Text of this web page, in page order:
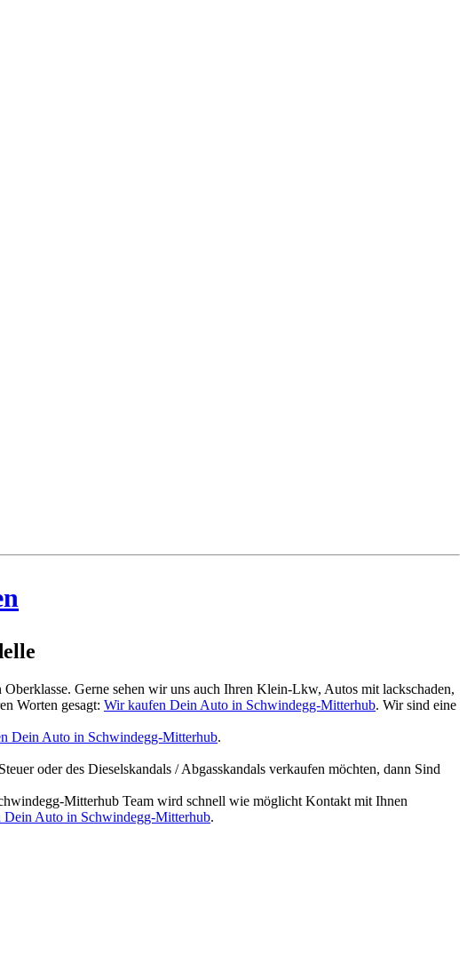
Gerne sehen wir uns auch Ihren Klein-Lkw, Autos mit lackschaden,
Worten gesagt: Wir kaufen Dein Auto in Schwindegg-Mitterhub. Wir sind eine
Dein Auto in Schwindegg-Mitterhub.
oder des Dieselskandals / Abgasskandals verkaufen möchten, dann Sind
Mitterhub Team wird schnell wie möglicht Kontakt mit Ihnen
Dein Auto in Schwindegg-Mitterhub.